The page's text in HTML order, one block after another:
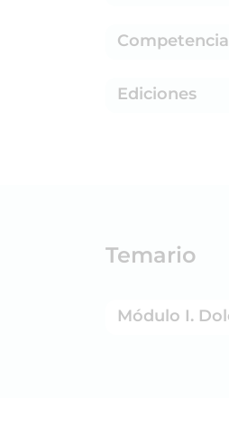
Ediciones
Temario
Módulo I.